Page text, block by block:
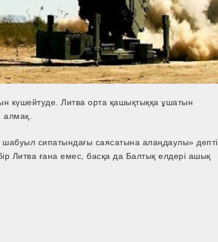
күшейтуде. Литва орта қашықтыққа ұшатын
алмақ.
сипатындағы саясатына алаңдаулы» депті
Литва ғана емес, басқа да Балтық елдері ашық